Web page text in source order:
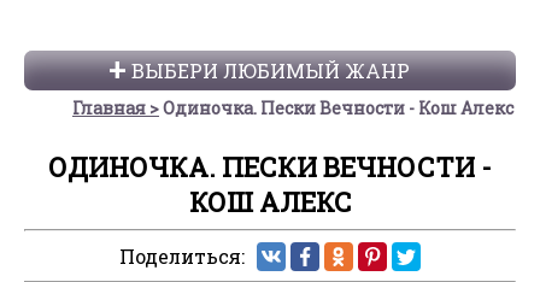
ВЫБЕРИ ЛЮБИМЫЙ ЖАНР
Главная Одиночка. Пески Вечности - Кош Алекс
ОДИНОЧКА. ПЕСКИ ВЕЧНОСТИ -
КОШ АЛЕКС
Поделиться: